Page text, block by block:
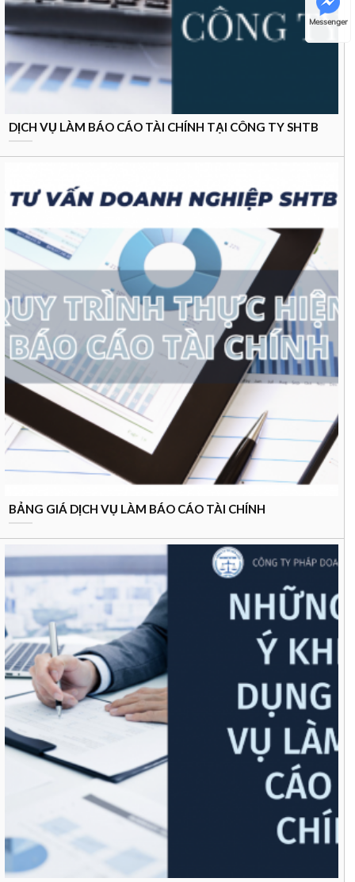
DỊCH VỤ LÀM BÁO CÁO TÀI CHÍNH TẠI CÔNG TY SHTB
BẢNG GIÁ DỊCH VỤ LÀM BÁO CÁO TÀI CHÍNH
Messenger